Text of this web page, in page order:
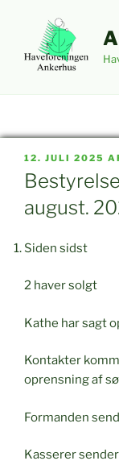
indhold
UDGIVET
DEN
12. JULI 2025
august.
Siden sidst
2 haver solgt
Kathe har sagt
Kontakter
oprensning af
Formanden
Kasserer